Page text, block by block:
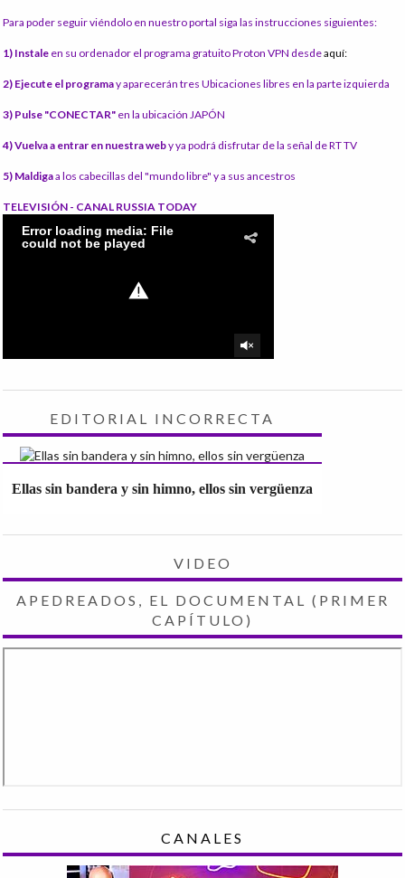
Para poder seguir viéndolo en nuestro portal siga las instrucciones siguientes:
1) Instale en su ordenador el programa gratuito Proton VPN desdeaquí:
2) Ejecute el programay aparecerán tres Ubicaciones libres en la parte izquierda
3) Pulse "CONECTAR" en la ubicación JAPÓN
4) Vuelva a entrar en nuestra weby ya podrá disfrutar de la señal de RT TV
5) Maldigaa los cabecillas del "mundo libre" y a sus ancestros
TELEVISIÓN - CANAL RUSSIA TODAY
EDITORIAL INCORRECTA
Ellas sin bandera y sin himno, ellos sin vergüenza
VIDEO
APEDREADOS, EL DOCUMENTAL (PRIMER
CAPÍTULO)
CANALES